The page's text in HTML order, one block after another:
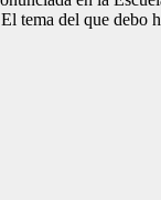
tema del que debo